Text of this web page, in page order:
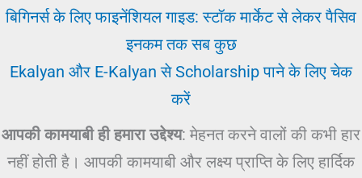
बिगिनर्स के लिए फाइनेंशियल गाइड: स्टॉक मार्केट से लेकर पैसिव
इनकम तक सब कुछ
Ekalyan और E-Kalyan से Scholarship पाने के लिए चेक
करें
आपकी कामयाबी ही हमारा उद्देश्य: मेहनत करने वालों की कभी हार
नहीं होती है। आपकी कामयाबी और लक्ष्य प्राप्ति के लिए हार्दिक